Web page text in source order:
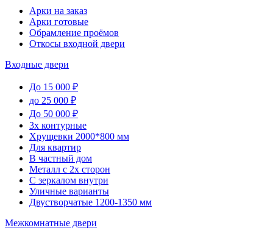
Арки на заказ
Арки готовые
Обрамление проёмов
Откосы входной двери
Входные двери
До 15 000 ₽
до 25 000 ₽
До 50 000 ₽
3х контурные
Хрущевки 2000*800 мм
Для квартир
В частный дом
Металл с 2х сторон
С зеркалом внутри
Уличные варианты
Двустворчатые 1200-1350 мм
Межкомнатные двери